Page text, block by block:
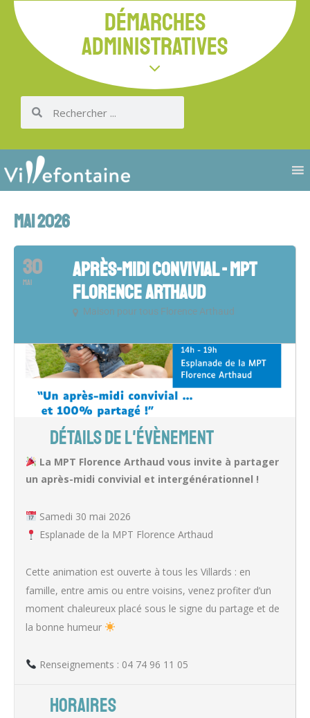
DÉMARCHES
ADMINISTRATIVES
MAI 2026
30
MAI
APRÈS-MIDI CONVIVIAL - MPT
FLORENCE ARTHAUD
Maison pour tous Florence Arthaud
DÉTAILS DE L'ÉVÈNEMENT
La MPT Florence Arthaud vous invite à partager
un après-midi convivial et intergénérationnel !
Samedi 30 mai 2026
Esplanade de la MPT Florence Arthaud
Cette animation est ouverte à tous les Villards : en
famille, entre amis ou entre voisins, venez profiter d’un
moment chaleureux placé sous le signe du partage et de
la bonne humeur
Renseignements : 04 74 96 11 05
HORAIRES